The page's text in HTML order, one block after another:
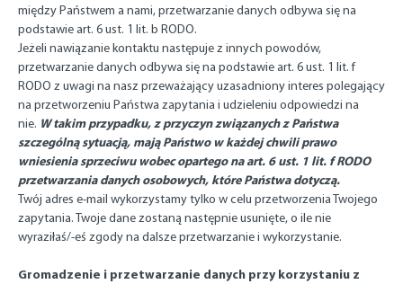
między Państwem a nami, przetwarzanie danych odbywa się na
podstawie art. 6 ust. 1 lit. b RODO.
Jeżeli nawiązanie kontaktu następuje z innych powodów,
przetwarzanie danych odbywa się na podstawie art. 6 ust. 1 lit. f
RODO z uwagi na nasz przeważający uzasadniony interes polegający
na przetworzeniu Państwa zapytania i udzieleniu odpowiedzi na
nie. W takim przypadku, z przyczyn związanych z Państwa
szczególną sytuacją, mają Państwo w każdej chwili prawo
wniesienia sprzeciwu wobec opartego na art. 6 ust. 1 lit. f RODO
przetwarzania danych osobowych, które Państwa dotyczą.
Twój adres e-mail wykorzystamy tylko w celu przetworzenia Twojego
zapytania. Twoje dane zostaną następnie usunięte, o ile nie
wyraziłaś/-eś zgody na dalsze przetwarzanie i wykorzystanie.
Gromadzenie i przetwarzanie danych przy korzystaniu z